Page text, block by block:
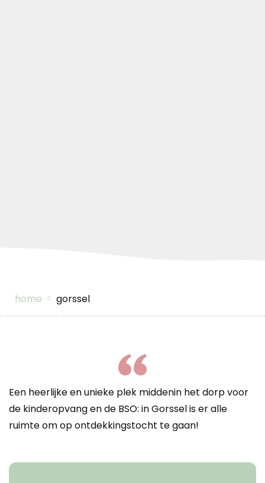
home gorssel
Een heerlijke en unieke plek middenin het dorp voor
de kinderopvang en de BSO: in Gorssel is er alle
ruimte om op ontdekkingstocht te gaan!